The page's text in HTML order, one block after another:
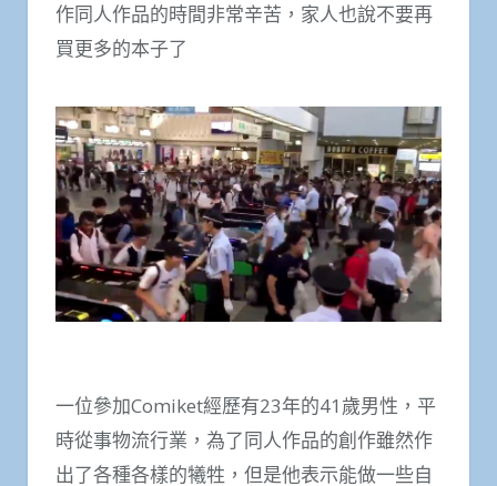
作同人作品的時間非常辛苦，家人也說不要再
買更多的本子了
一位參加Comiket經歷有23年的41歲男性，平
時從事物流行業，為了同人作品的創作雖然作
出了各種各樣的犧牲，但是他表示能做一些自